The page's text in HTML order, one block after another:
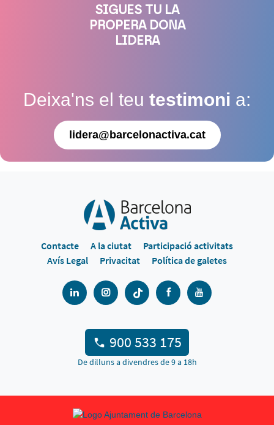
SIGUES TU LA
PROPERA DONA
LIDERA
Deixa'ns el teu testimoni a:
lidera@barcelonactiva.cat
Contacte A la ciutat
Participació activitats
Avís Legal
Privacitat Política de galetes
900 533 175
De dilluns a divendres de 9 a 18h